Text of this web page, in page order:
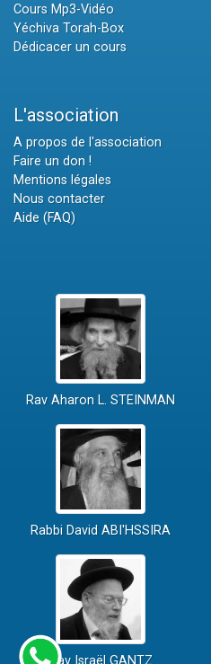
Cours Mp3-Vidéo
Yéchiva Torah-Box
Dédicacer un cours
L'association
A propos de l'association
Faire un don !
Mentions légales
Nous contacter
Aide (FAQ)
Rav Aharon L. STEINMAN
Rabbi David ABI'HSSIRA
Rav Israël GANTZ